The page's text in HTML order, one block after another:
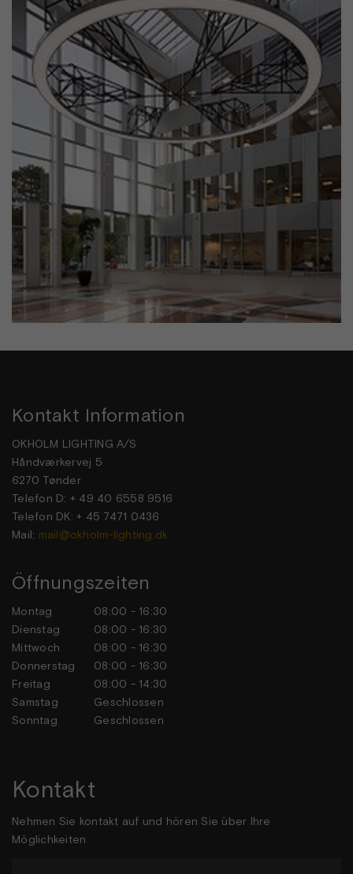
Kontakt Information
OKHOLM LIGHTING A/S
Håndværkervej 5
6270 Tønder
Telefon D: + 49 40 6558 9516
Telefon DK: + 45 7471 0436
Mail: mail@okholm-lighting.dk
Öffnungszeiten
Montag
08:00 - 16:30
Dienstag
08:00 - 16:30
Mittwoch
08:00 - 16:30
Donnerstag
08:00 - 16:30
Freitag
08:00 - 14:30
Samstag
Geschlossen
Sonntag
Geschlossen
Kontakt
Nehmen Sie kontakt auf und hören Sie über Ihre
Möglichkeiten